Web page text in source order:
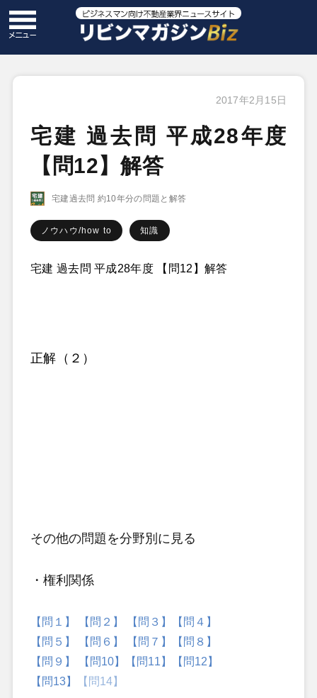
2017年2月15日
宅建 過去問 平成28年度
【問12】解答
宅建過去問 約10年分の問題と解答
ノウハウ/how to 知識
宅建 過去問 平成28年度 【問12】解答
正解（２）
その他の問題 を分野別に見る
・権利関係
【問１】 【問２】 【問３】
【問４】
【問５】
【問６】 【問７】
【問８】
【問９】
【問10】 【問11】
【問12】
【問13】
【問14】